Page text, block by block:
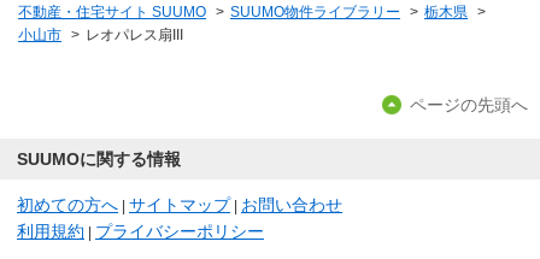
不動産・住宅サイト SUUMO > SUUMO物件ライブラリー > 栃木県 >
小山市 > レオパレス扇III
ページの先頭へ
SUUMOに関する情報
初めての方へ サイトマップ
お問い合わせ
利用規約
プライバシーポリシー